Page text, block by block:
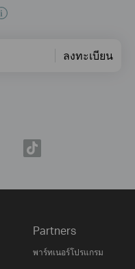
ลงทะเบียน
Partners
พาร์ทเนอร์โปรแกรม